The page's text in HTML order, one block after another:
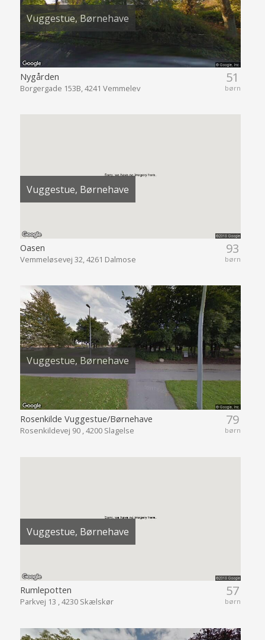
Vuggestue, Børnehave
51
børn
Nygården
Borgergade 153B, 4241 Vemmelev
Vuggestue, Børnehave
93
børn
Oasen
Vemmeløsevej 32, 4261 Dalmose
Vuggestue, Børnehave
79
børn
Rosenkilde Vuggestue/Børnehave
Rosenkildevej 90 , 4200 Slagelse
Vuggestue, Børnehave
57
børn
Rumlepotten
Parkvej 13 , 4230 Skælskør